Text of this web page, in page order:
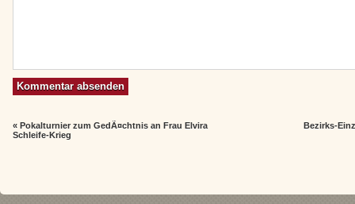
«Pokalturnier zum GedÃ¤chtnis an Frau Elvira
Schleife-Krieg
Bezirks-